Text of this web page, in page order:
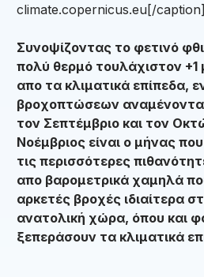
climate.copernicus.eu[/caption]
Συνοψίζοντας το φετινό
πολύ θερμό τουλάχιστον
απο τα κλιματικά επίπεδα,
βροχοπτώσεων
τον Σεπτέμβριο και τον
Νοέμβριος είναι ο μήνας
τις περισσότερες
απο βαρομετρικά χαμηλά
αρκετές βροχές ιδιαίτερα
ανατολική χώρα, όπου και
ξεπεράσουν τα κλιματικά